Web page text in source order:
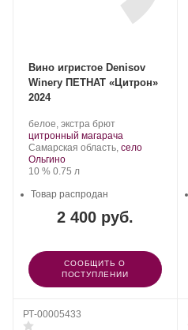
Вино игристое Denisov
Winery ПЕТНАТ «Цитрон»
2024
Производитель:
Denisov
Winery.
белое, экстра брют.
Сорт
винограда:
цитронный магарача
Регион:
Самарская область, село
Ольгино
Крепость
10 %. Объем
0.75 л
2 400 руб.
Товар распродан
СООБЩИТЬ О
ПОСТУПЛЕНИИ
РТ-00005433